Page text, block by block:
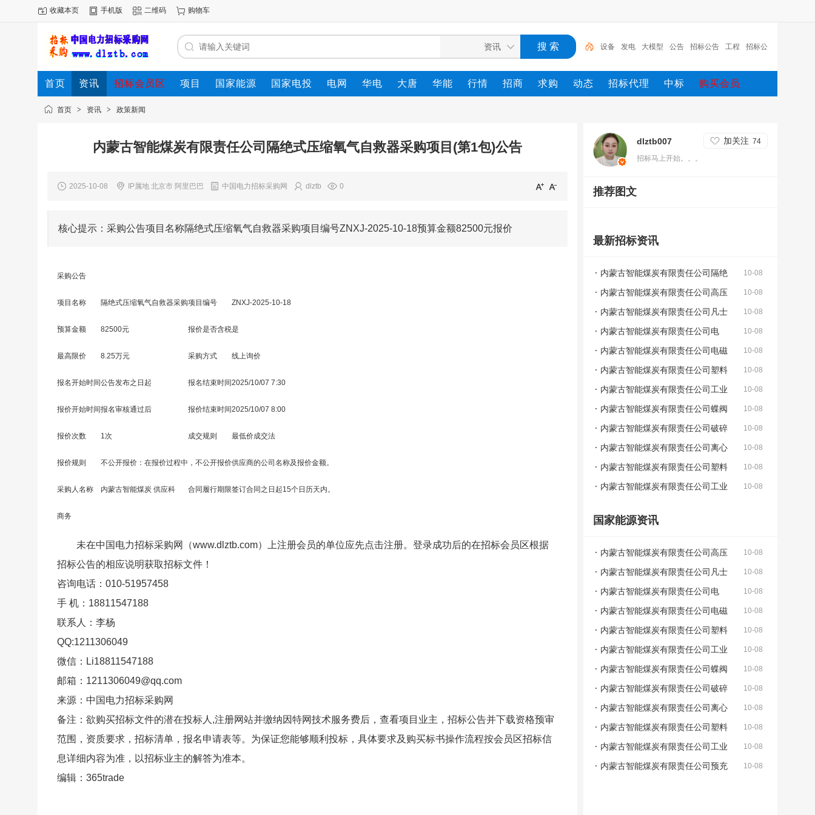
收藏本页 手机版 二维码 购物车
设备 发电 大模型 公告 招标公告 工程 招标公
化工 电站 招标
首页 资讯 招标会员区 项目 国家能源 国家电投 电网 华电 大唐 华能 行情 招商 求购 动态 招标代理 中标 购买会员
品牌 展会
首页 > 资讯 > 政策新闻
内蒙古智能煤炭有限责任公司隔绝式压缩氧气自救器采购项目(第1包)公告
2025-10-08 IP属地 北京市 阿里巴巴 中国电力招标采购网 dlztb 0
核心提示：采购公告项目名称隔绝式压缩氧气自救器采购项目编号ZNXJ-2025-10-18预算金额82500元报价
采购公告
项目名称 隔绝式压缩氧气自救器采购项目编号 ZNXJ-2025-10-18
预算金额 82500元 报价是否含税是
最高限价 8.25万元 采购方式 线上询价
报名开始时间公告发布之日起 报名结束时间2025/10/07 7:30
报价开始时间报名审核通过后 报价结束时间2025/10/07 8:00
报价次数 1次 成交规则 最低价成交法
报价规则 不公开报价：在报价过程中，不公开报价供应商的公司名称及报价金额。
采购人名称 内蒙古智能煤炭 供应科 合同履行期限签订合同之日起15个日历天内。
商务
未在中国电力招标采购网（www.dlztb.com）上注册会员的单位应先点击注册。登录成功后的在招标会员区根据
招标公告的相应说明获取招标文件！
咨询电话：010-51957458
手 机：18811547188
联系人：李杨
QQ:1211306049
微信：Li18811547188
邮箱：1211306049@qq.com
来源：中国电力招标采购网
备注：欲购买招标文件的潜在投标人,注册网站并缴纳因特网技术服务费后，查看项目业主，招标公告并下载资格预审
范围，资质要求，招标清单，报名申请表等。为保证您能够顺利投标，具体要求及购买标书操作流程按会员区招标信
息详细内容为准，以招标业主的解答为准本。
编辑：365trade
dlztb007 加关注 74
招标马上开始。。。
推荐图文
最新招标资讯
10-08
内蒙古智能煤炭有限责任公司隔绝
式压缩氧气自救器采购项目(第1包)公告10-08
内蒙古智能煤炭有限责任公司高压
压滤机滤布及弹簧采购项目(第1包)公告10-08
内蒙古智能煤炭有限责任公司凡士
林及圆钉等物资采购项目(第1包)公告
10-08
内蒙古智能煤炭有限责任公司电
容、保护器等物资采购项目(第1包)公告10-08
内蒙古智能煤炭有限责任公司电磁
阀、涨拉千斤顶等物资采购项目(第1包)公
告
10-08
内蒙古智能煤炭有限责任公司塑料
网采购项目(第1包)公告
10-08
内蒙古智能煤炭有限责任公司工业
盐采购项目(第1包)公告
10-08
内蒙古智能煤炭有限责任公司蝶阀
及胶垫采购项目(第1包)公告
10-08
内蒙古智能煤炭有限责任公司破碎
机齿板及螺栓采购项目(第1包)公告
10-08
内蒙古智能煤炭有限责任公司离心
泵及高压泵采购项目(第1包)公告
10-08
内蒙古智能煤炭有限责任公司塑料
网采购项目(第1包)更正公告
10-08
内蒙古智能煤炭有限责任公司工业
国家能源资讯
10-08
内蒙古智能煤炭有限责任公司高压
压滤机滤布及弹簧采购项目(第1包)公告10-08
内蒙古智能煤炭有限责任公司凡士
林及圆钉等物资采购项目(第1包)公告
10-08
内蒙古智能煤炭有限责任公司电
容、保护器等物资采购项目(第1包)公告10-08
内蒙古智能煤炭有限责任公司电磁
阀、涨拉千斤顶等物资采购项目(第1包)公
告
10-08
内蒙古智能煤炭有限责任公司塑料
网采购项目(第1包)公告
10-08
内蒙古智能煤炭有限责任公司工业
盐采购项目(第1包)公告
10-08
内蒙古智能煤炭有限责任公司蝶阀
及胶垫采购项目(第1包)公告
10-08
内蒙古智能煤炭有限责任公司破碎
机齿板及螺栓采购项目(第1包)公告
10-08
内蒙古智能煤炭有限责任公司离心
泵及高压泵采购项目(第1包)公告
10-08
内蒙古智能煤炭有限责任公司塑料
网采购项目(第1包)更正公告
10-08
内蒙古智能煤炭有限责任公司工业
盐采购项目(第1包)更正公告
10-08
内蒙古智能煤炭有限责任公司预充